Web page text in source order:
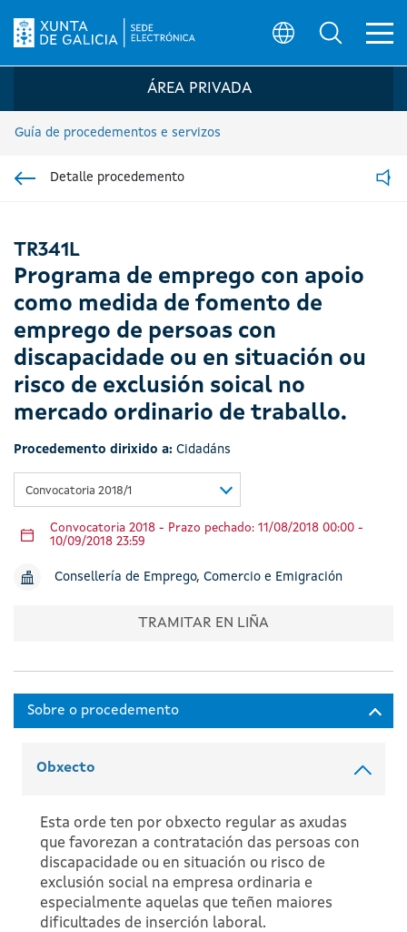
Logo da Sede electrónica da Xunta de
ÁREA PRIVADA
Guía de procedementos e servizos
Detalle procedemento
TR341L
Programa de emprego con apoio
como medida de fomento de
emprego de persoas con
discapacidade ou en situación ou
risco de exclusión soical no
mercado ordinario de traballo.
Procedemento dirixido a: Cidadáns
Convocatoria 2018/1
Convocatoria 2018 - Prazo pechado: 11/08/2018 00:00 -
10/09/2018 23:59
Consellería de Emprego, Comercio e Emigración
TRAMITAR EN LIÑA
Obxecto
Esta orde ten por obxecto regular as axudas
que favorezan a contratación das persoas con
discapacidade ou en situación ou risco de
exclusión social na empresa ordinaria e
especialmente aquelas que teñen maiores
dificultades de inserción laboral.